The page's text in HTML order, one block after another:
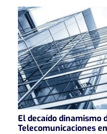
El decaído dinamismo
Telecomunicaciones